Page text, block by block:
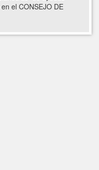
el CONSEJO DE